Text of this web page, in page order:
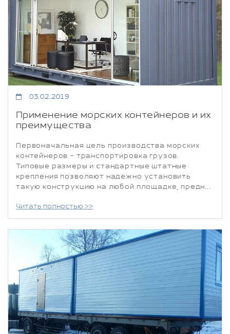
03.02.2019
Применение морских контейнеров и их
преимущества
Первоначальная цель производства морских
контейнеров – транспортировка грузов.
Типовые размеры и стандартные штатные
крепления позволяют надежно установить
такую конструкцию на любой площадке, предн...
Читать полностью >>